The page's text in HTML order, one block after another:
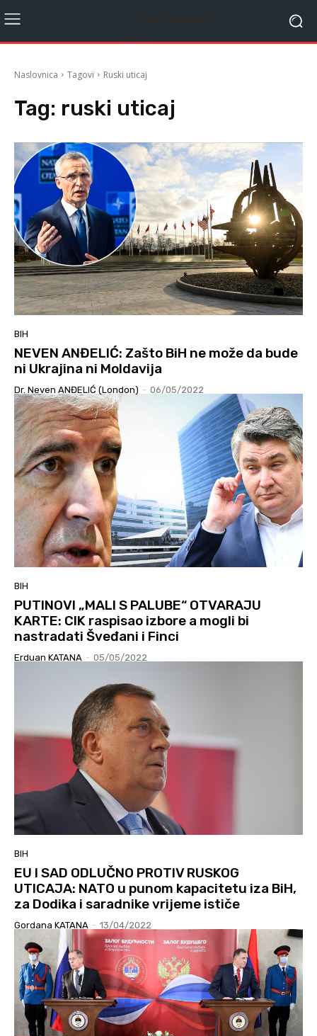
Naslovnica Tagovi Ruski uticaj
Tag: ruski uticaj
BIH
NEVEN ANĐELIĆ: Zašto BiH ne može da bude
ni Ukrajina ni Moldavija
Dr. Neven ANĐELIĆ (London) - 06/05/2022
BIH
PUTINOVI „MALI S PALUBE“ OTVARAJU
KARTE: CIK raspisao izbore a mogli bi
nastradati Šveđani i Finci
Erduan KATANA - 05/05/2022
BIH
EU I SAD ODLUČNO PROTIV RUSKOG
UTICAJA: NATO u punom kapacitetu iza BiH,
za Dodika i saradnike vrijeme ističe
Gordana KATANA - 13/04/2022